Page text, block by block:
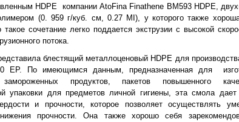
HDPE компании AtoFina Finathene BM593 HDPE,
(0. 959 г/куб. см, 0.27 MI), у которого также
сочетание легко поддается экструзии с высокой
потока.
блестящий металлоценовый HDPE для
EP. По имеющимся данным, предназначенная для
продуктов, пакетов повышенного
упаковки для предметов личной гигиены, эта смола
и прочности, которое позволяет осуществлять
прочности. Она также хорошо себя